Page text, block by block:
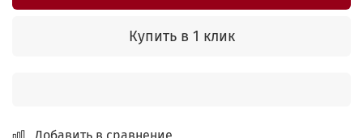
Купить в 1 клик